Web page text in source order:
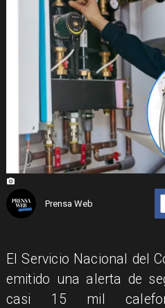
Prensa Web
El Servicio Nacional del
emitido una alerta de
casi 15 mil